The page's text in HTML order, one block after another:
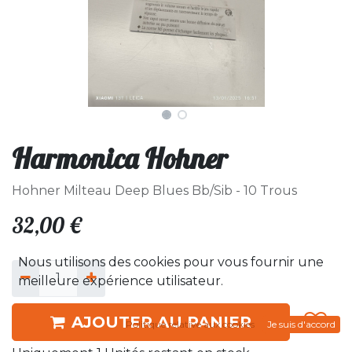
Harmonica Hohner
Hohner Milteau Deep Blues Bb/Sib - 10 Trous
32,00 €
AJOUTER AU PANIER
Nous utilisons des cookies pour vous fournir une
meilleure expérience utilisateur.
Politique relative aux cookies Je suis d'accord